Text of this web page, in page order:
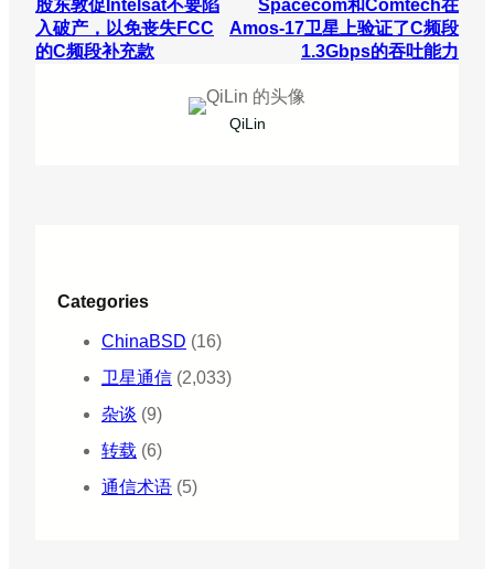
股东敦促Intelsat不要陷
入破产，以免丧失FCC
的C频段补充款
Spacecom和Comtech在
Amos-17卫星上验证了C频段
1.3Gbps的吞吐能力
QiLin
Categories
ChinaBSD (16)
卫星通信 (2,033)
杂谈 (9)
转载 (6)
通信术语 (5)